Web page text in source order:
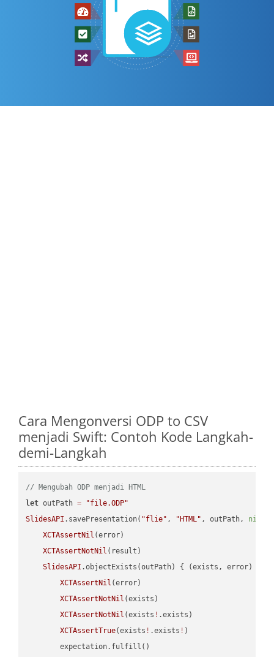
Cara Mengonversi ODP to CSV
menjadi Swift: Contoh Kode Langkah-
demi-Langkah
// Mengubah ODP menjadi HTML
let outPath =
"file.ODP"
SlidesAPI .savePresentation( "flie" , "HTML" , outPath, nil
XCTAssertNil (error)
XCTAssertNotNil (result)
SlidesAPI .objectExists(outPath) { (exists, error) ->
XCTAssertNil (error)
XCTAssertNotNil (exists)
XCTAssertNotNil (exists ! .exists)
XCTAssertTrue(exists ! .exists ! )
        expectation.fulfill()